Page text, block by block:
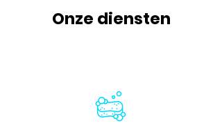
Onze diensten